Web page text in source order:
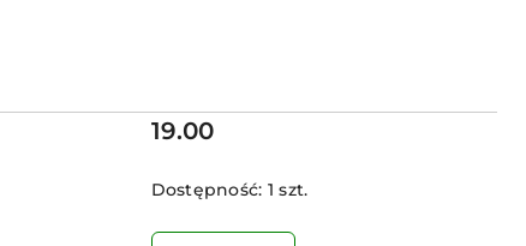
Cena:
19.00
Dostępność: 1 szt.